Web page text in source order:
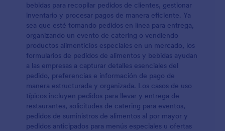
bebidas para recopilar pedidos de clientes, gestionar
inventario y procesar pagos de manera eficiente. Ya
sea que esté tomando pedidos en línea para entrega,
organizando un evento de catering o vendiendo
productos alimenticios especiales en un mercado, los
formularios de pedidos de alimentos y bebidas ayudan
a las empresas a capturar detalles esenciales del
pedido, preferencias e información de pago de
manera estructurada y organizada. Los casos de uso
típicos incluyen pedidos para llevar y entrega de
restaurantes, solicitudes de catering para eventos,
pedidos de suministros de alimentos al por mayor y
pedidos anticipados para menús especiales u ofertas